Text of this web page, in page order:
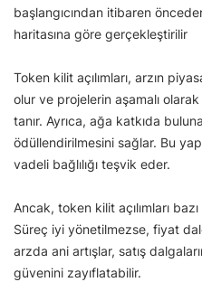
başlangıcından itibaren
haritasına göre gerçekleştirilir
Token kilit açılımları, arzın
olur ve projelerin aşamalı
tanır. Ayrıca, ağa katkıda
ödüllendirilmesini sağlar. Bu
vadeli bağlılığı teşvik eder.
Ancak, token kilit açılımları
Süreç iyi yönetilmezse, fiyat
arzda ani artışlar, satış
güvenini zayıflatabilir.